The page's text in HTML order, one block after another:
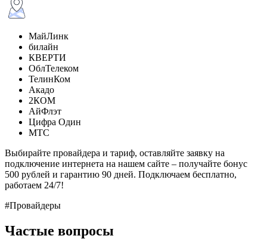
МайЛинк
билайн
КВЕРТИ
ОблТелеком
ТелинКом
Акадо
2КОМ
АйФлэт
Цифра Один
МТС
Выбирайте провайдера и тариф, оставляйте заявку на
подключение интернета на нашем сайте – получайте бонус
500 рублей и гарантию 90 дней. Подключаем бесплатно,
работаем 24/7!
#Провайдеры
Частые вопросы